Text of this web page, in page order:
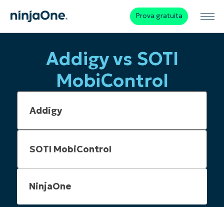
Prova gratuita
Addigy vs SOTI
MobiControl
NinjaOne